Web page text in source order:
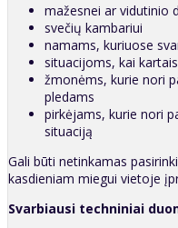
mažesnei ar vidutinio
svečių kambariui
namams, kuriuose
situacijoms, kai
žmonėms, kurie nori
pledams
pirkėjams, kurie nori
situaciją
Gali būti netinkamas
kasdieniam miegui vietoje
Svarbiausi techniniai